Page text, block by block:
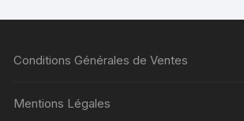
Conditions Générales de Ventes
Mentions Légales